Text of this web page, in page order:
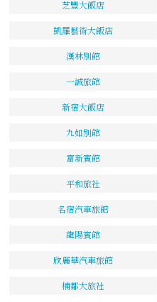
芝豐大飯店
凱羅藝術大飯店
漢林別館
一誠旅館
新宿大飯店
九如別館
富新賓館
平和旅社
名宿汽車旅館
龍陽賓館
欣麗華汽車旅館
楠都大旅社